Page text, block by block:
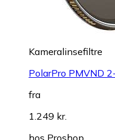
Kameralinsefiltre
PolarPro PMVND
fra
1.249 kr.
hos Proshop